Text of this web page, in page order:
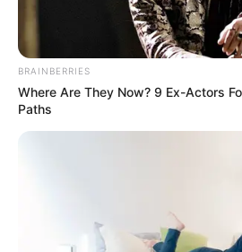
BRAINBERRIES
Where Are They Now? 9 Ex-Actors
Paths